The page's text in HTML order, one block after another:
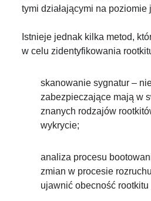
tymi działającymi na poziomie
Istnieje jednak kilka metod,
w celu zidentyfikowania
skanowanie sygnatur –
zabezpieczające mają w
znanych rodzajów
wykrycie;
analiza procesu
zmian w procesie
ujawnić obecność rootkitu